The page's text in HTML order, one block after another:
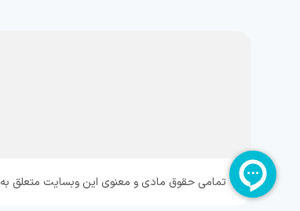
تمامی حقوق مادی و معنوی این وبسایت متعلق به Xpaceland می باشد و هرگونه کپی برداری پیگرد قانونی دارد.